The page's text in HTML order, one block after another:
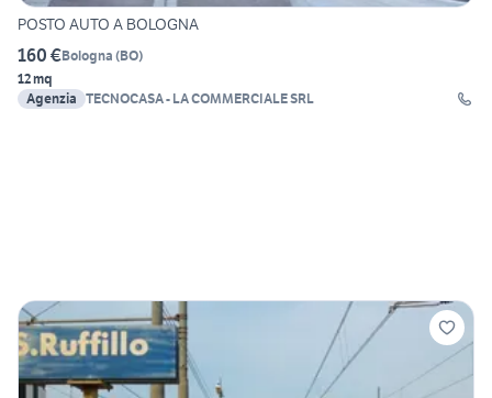
POSTO AUTO A BOLOGNA
160 €Bologna (BO)
12 mq
Agenzia TECNOCASA - LA COMMERCIALE SRL